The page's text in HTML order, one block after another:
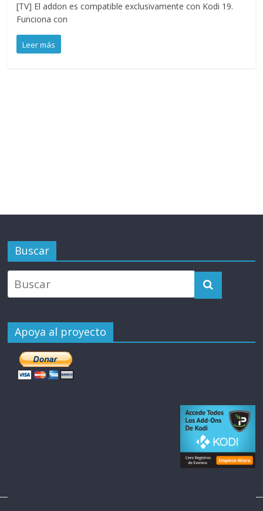
[TV] El addon es compatible exclusivamente con Kodi 19.
Funciona con
Leer más
Buscar
Apoya al proyecto